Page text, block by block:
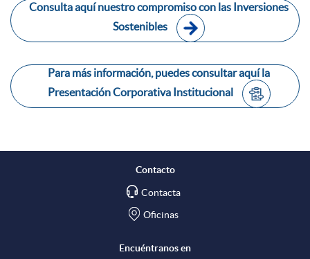
i
ó
n
Consulta aquí nuestro compromiso con las Inversiones
Sostenibles
Para más información, puedes consultar aquí la
Presentación Corporativa Institucional
Contacto
Contacta
Oficinas
Encuéntranos en